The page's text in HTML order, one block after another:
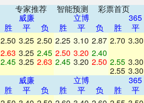
专家推荐 智能预测 彩票首页
威廉 立博 365
胜 平 负 胜 平 负 胜 平
2.50 3.25 2.50 2.25 3.10 2.87 2.70 3.30
2.63 3.25 2.45 2.50 3.20 2.40
2.45 3.25 2.63 2.45 3.20 2.50 2.55 3.30
2.55 3.30
威廉 立博 365
胜 平 负 胜 平 负 胜 平